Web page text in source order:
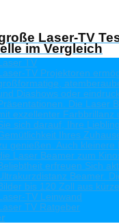
Laser-TV
im Vergleich
TV
TV Projektoren
Diashows oder
Die Laser
exzellenter Farbbrillanz
sich darauf, Ihre
Ihres
genießen. Auch kleinere
Laser Beamer zum
erfreuen Sich
Beamer.
bis 120 Zoll aus
TV Leinwand
TV Ratgeber